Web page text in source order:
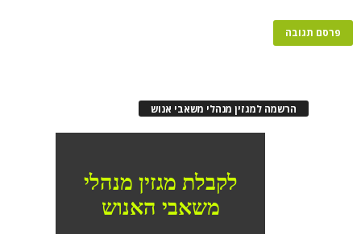
הרשמה למגזין מנהלי משאבי אנוש